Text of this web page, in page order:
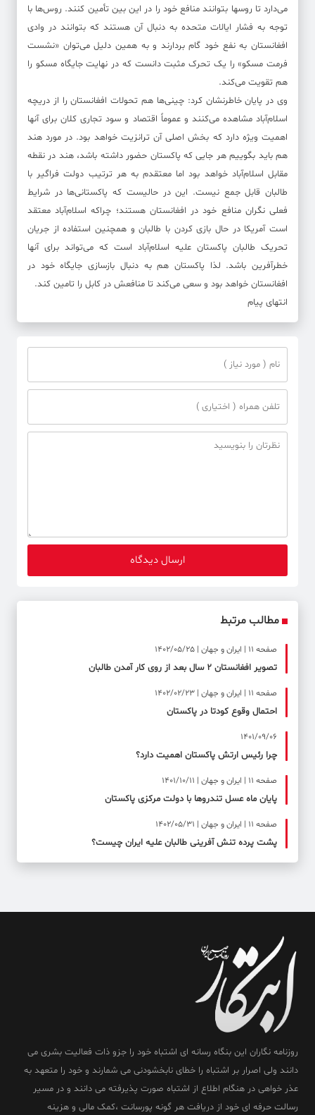
می‌دارد تا روس‎ها بتوانند منافع خود را در این بین تأمین کنند. روس‌ها با
توجه به فشار ایالات متحده به دنبال آن هستند که بتوانند در وادی
افغانستان به نفع خود گام بردارند و به همین دلیل می‌توان «نشست
فرمت مسکو» را یک تحرک مثبت دانست که در نهایت جایگاه مسکو را
هم تقویت می‌کند.
وی در پایان خاطرنشان کرد: چینی‌ها هم تحولات افغانستان را از دریچه
اسلام‌آباد مشاهده می‌کنند و عموماً اقتصاد و سود تجاری کلان برای آنها
اهمیت ویژه دارد که بخش اصلی آن ترانزیت خواهد بود. در مورد هند
هم باید بگوییم هر جایی که پاکستان حضور داشته باشد، هند در نقطه
مقابل اسلام‌آباد خواهد بود اما معتقدم به هر ترتیب دولت فراگیر با
طالبان قابل جمع نیست. این در حالیست که پاکستانی‌ها در شرایط
فعلی نگران منافع خود در افغانستان هستند؛ چراکه اسلام‌آباد معتقد
است آمریکا در حال بازی کردن با طالبان و همچنین استفاده از جریان
تحریک طالبان پاکستان علیه اسلام‌آباد است که می‌تواند برای آنها
خطرآفرین باشد. لذا پاکستان هم به دنبال بازسازی جایگاه خود در
افغانستان خواهد بود و سعی می‌کند تا منافعش در کابل را تامین کند.
انتهای پیام
مطالب مرتبط
صفحه ۱۱ | ایران و جهان | 1402/05/25
تصویر افغانستان 2 سال بعد از روی کار آمدن طالبان
صفحه ۱۱ | ایران و جهان | 1402/02/23
احتمال وقوع کودتا در پاکستان
1401/09/06
چرا رئیس ارتش پاکستان اهمیت دارد؟
صفحه ۱۱ | ایران و جهان | 1401/10/11
پایان ماه عسل تندروها با دولت مرکزی پاکستان
صفحه ۱۱ | ایران و جهان | 1402/05/31
پشت پرده تنش آفرینی طالبان علیه ایران چیست؟
روزنامه نگاران این بنگاه رسانه ای اشتباه خود را جزو ذات فعالیت بشری می
دانند ولی اصرار بر اشتباه را خطای نابخشودنی می شمارند و خود را متعهد به
عذر خواهی در هنگام اطلاع از اشتباه صورت پذیرفته می دانند و در مسیر
رسالت حرفه ای خود از دریافت هر گونه پورسانت ،کمک مالی و هزینه